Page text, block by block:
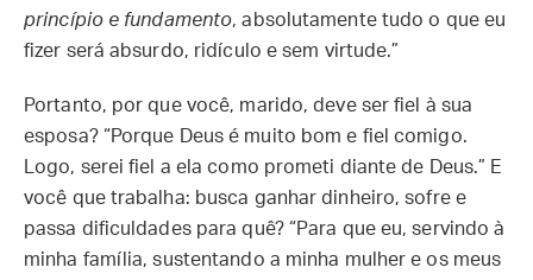
princípio e fundamento, absolutamente tudo o que eu
fizer será absurdo, ridículo e sem virtude.”
Portanto, por que você, marido, deve ser fiel à sua
esposa? “Porque Deus é muito bom e fiel comigo.
Logo, serei fiel a ela como prometi diante de Deus.” E
você que trabalha: busca ganhar dinheiro, sofre e
passa dificuldades para quê? “Para que eu, servindo à
minha família, sustentando a minha mulher e os meus